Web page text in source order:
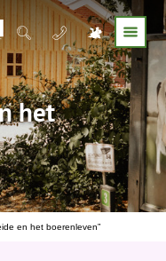
het
en het boerenleven”